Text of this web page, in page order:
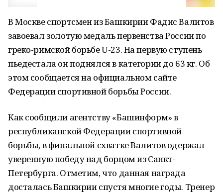
В Москве спортсмен из Башкирии Фадис Валитов
завоевал золотую медаль первенства России по
греко-римской борьбе U-23. На первую ступень
пьедестала он поднялся в категории до 63 кг. Об
этом сообщается на официальном сайте
Федерации спортивной борьбы России.
Как сообщили агентству «Башинформ» в
республиканской Федерации спортивной
борьбы, в финальной схватке Валитов одержал
уверенную победу над борцом из Санкт-
Петербурга. Отметим, что данная награда
досталась Башкирии спустя многие годы. Тренер